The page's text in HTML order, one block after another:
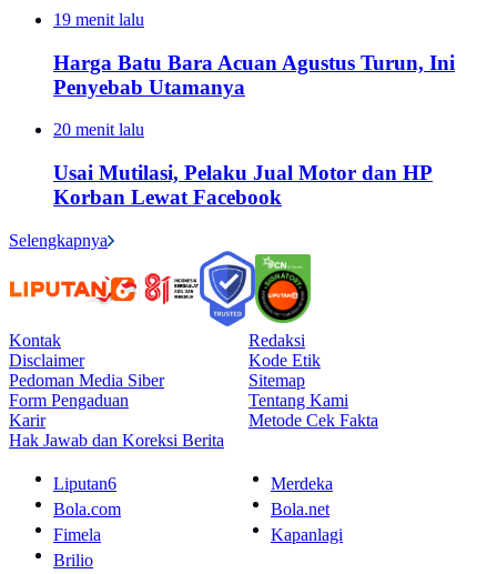
19 menit lalu
Harga Batu Bara Acuan Agustus Turun, Ini
Penyebab Utamanya
20 menit lalu
Usai Mutilasi, Pelaku Jual Motor dan HP
Korban Lewat Facebook
Selengkapnya
Kontak
Redaksi
Disclaimer
Kode Etik
Pedoman Media Siber
Sitemap
Form Pengaduan
Tentang Kami
Karir
Metode Cek Fakta
Hak Jawab dan Koreksi Berita
Liputan6
Merdeka
Bola.com
Bola.net
Fimela
Kapanlagi
Brilio